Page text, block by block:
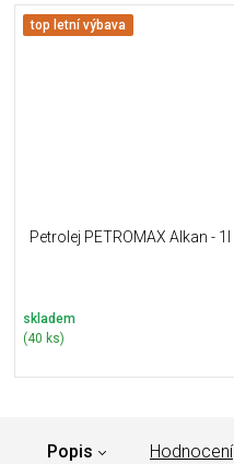
top letní výbava
Petrolej PETROMAX Alkan - 1l
skladem
(40 ks)
Popis Hodnocení